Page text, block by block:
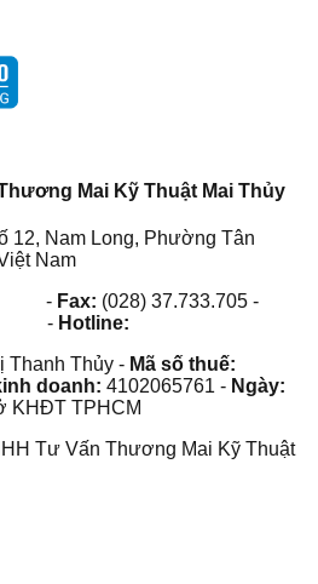
Mai Kỹ Thuật Mai Thủy
12, Nam Long, Phường Tân
Nam
- Fax: (028) 37.733.705 -
- Hotline:
Thanh Thủy - Mã số thuế:
doanh: 4102065761 - Ngày:
KHĐT TPHCM
Tư Vấn Thương Mai Kỹ Thuật